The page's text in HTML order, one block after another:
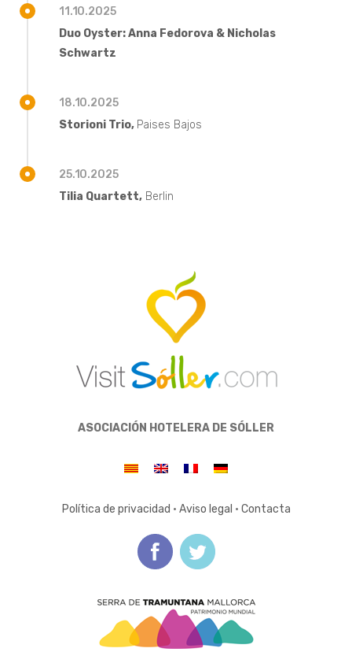
11.10.2025
Duo Oyster: Anna Fedorova & Nicholas
Schwartz
18.10.2025
Storioni Trio, Paises Bajos
25.10.2025
Tilia Quartett, Berlin
ASOCIACIÓN HOTELERA DE SÓLLER
Política de privacidad · Aviso legal · Contacta